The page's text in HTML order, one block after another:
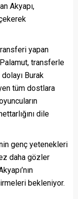
Akyapı,
yapan
transferle
Burak
tüm dostlara
dile
genç yetenekleri
daha gözler
bekleniyor.